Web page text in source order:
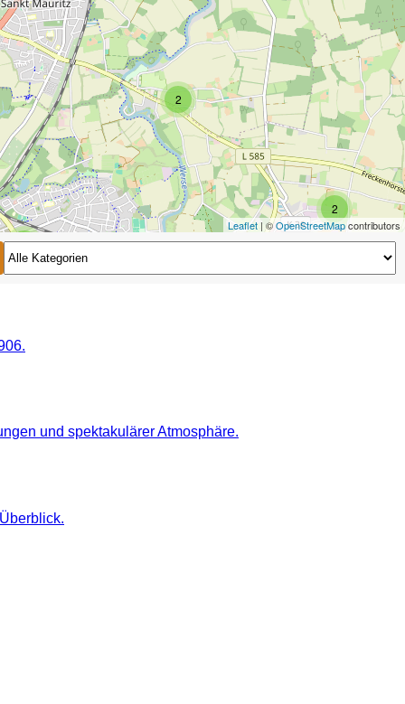
2
2
2
Leaflet| ©OpenStreetMapcontributors